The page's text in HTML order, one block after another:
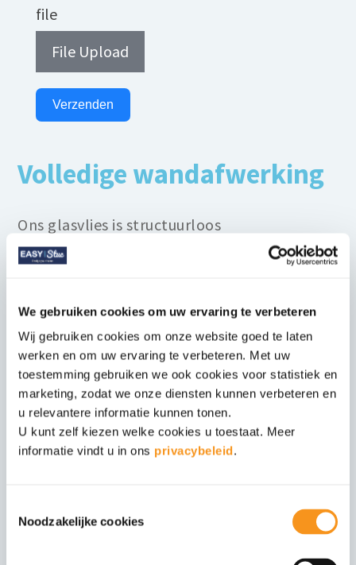
We gebruiken cookies om uw ervaring te verbeteren
Wij gebruiken cookies om onze website goed te laten
werken en om uw ervaring te verbeteren. Met uw
toestemming gebruiken we ook cookies voor statistiek en
marketing, zodat we onze diensten kunnen verbeteren en
u relevantere informatie kunnen tonen.
U kunt zelf kiezen welke cookies u toestaat. Meer
informatie vindt u in ons privacybeleid.
Noodzakelijke cookies
file
File Upload
Verzenden
Volledige wandafwerking
Ons glasvlies is structuurloos
glasvezelbehang. Starten wij met u het
bouwtekeningen. Na opdracht zorgen wij dat
de wanden afgewerkt worden met
structuurloos glasvezelbehang en dat uw
wanden kant-en-klaar zijn. Easy Stuc heeft al
vele tientallen woningen in Utrecht
opgeleverd.